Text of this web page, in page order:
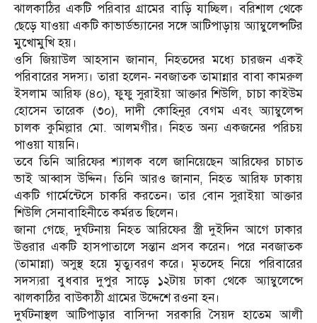
ঝালকাঠির একটি পরিবার গ্রামের বাড়ি যাচ্ছিল। বরিশাল থেকে
ছেড়ে যাওয়া একটি কাভার্ডভ্যানের সঙ্গে আটিপাড়ায় অ্যাম্বুলেন্সটির
মুখোমুখি হয়।
ওসি জিয়াউল আহসান জানান, নিহতদের মধ্যে চারজন একই
পরিবারের সদস্য। তারা হলেন- নবজাতক তামান্নার বাবা কামরুল
ইসলাম আরিফ (৪০), ফুফু সুরাইয়া আক্তার শিউলি, চাচা কাইউম
হোসেন তারেক (৩০), দাদী কোহিনুর বেগম এবং অ্যাম্বুলেন্স
চালক কুমিল্লার মো. আলমগীর। নিহত অন্য একজনের পরিচয়
পাওয়া যায়নি।
তবে তিনি আরিফের শ্যালক বলে জানিয়েছেন আরিফের চাচাত
ভাই আব্বাস উদ্দিন। তিনি আরও জানান, নিহত আরিফ ঢাকায়
একটি গার্মেন্টেসে চাকরি করতেন। তার বোন সুরাইয়া আক্তার
শিউলি সেনাবাহিনীতে কর্মরত ছিলেন।
জানা গেছে, দুর্ঘটনায় নিহত আরিফের স্ত্রী দুইদিন আগে ঢাকার
উত্তরার একটি হাসপাতালে সন্তান প্রসব করেন। পরে নবজাতক
(তামান্না) অসুস্থ হয়ে মৃৃত্যুবরণ করে। মৃতদেহ নিয়ে পরিবারের
সদস্যরা বুধবার দুপুর সাড়ে ১২টায় ঢাকা থেকে অ্যাম্বুলেন্সে
ঝালকাঠির বাউকাঠী গ্রামের উদ্দেশে রওনা হন।
দুর্ঘটনাস্থল আটিপাড়ার বাসিন্দা সরকারি সৈয়দ হাতেম আলী